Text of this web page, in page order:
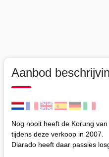
Aanbod
Nog nooit heeft de Korung
tijdens deze verkoop in 2007.
Diarado heeft daar passies